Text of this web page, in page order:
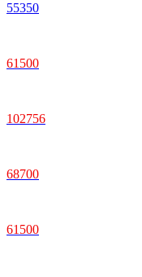
55350
61 500
102756
68700
61 500